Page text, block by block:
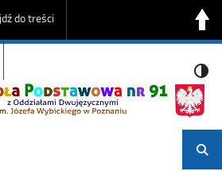
do treści